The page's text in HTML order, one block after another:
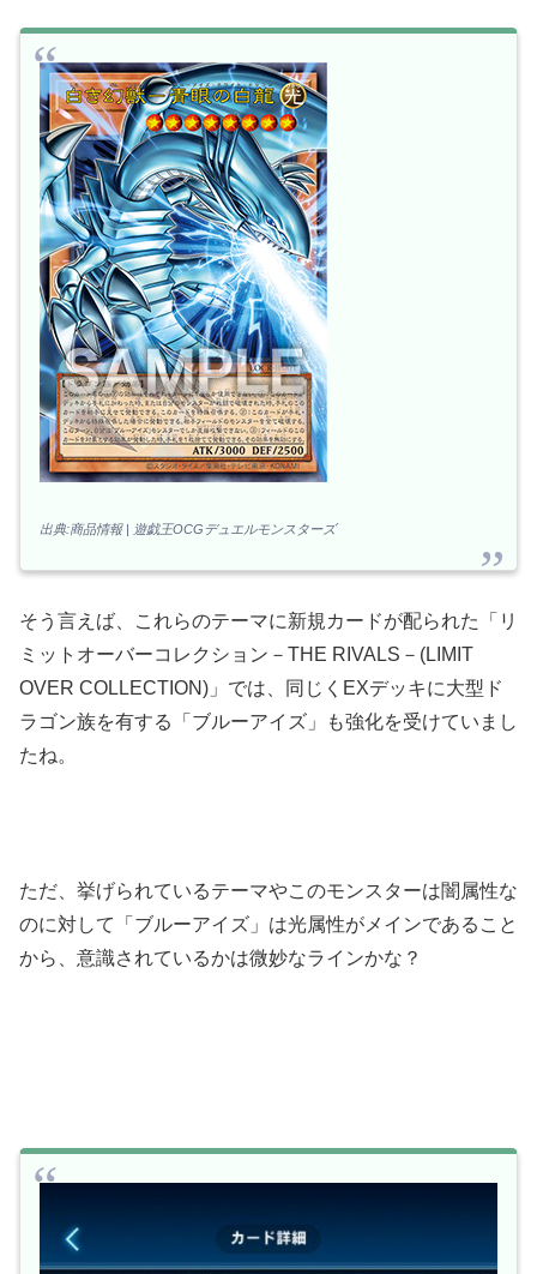
出典:商品情報 | 遊戯王OCGデュエルモンスターズ
そう言えば、これらのテーマに新規カードが配られた「リ
ミットオーバーコレクション－THE RIVALS－(LIMIT
OVER COLLECTION)」では、同じくEXデッキに大型ド
ラゴン族を有する「ブルーアイズ」も強化を受けていまし
たね。
ただ、挙げられているテーマやこのモンスターは闇属性な
のに対して「ブルーアイズ」は光属性がメインであること
から、意識されているかは微妙なラインかな？